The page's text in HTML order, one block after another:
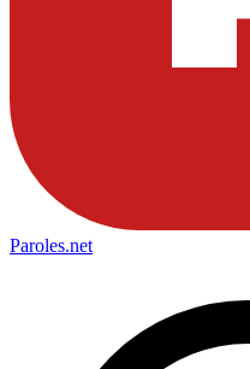
Paroles.net